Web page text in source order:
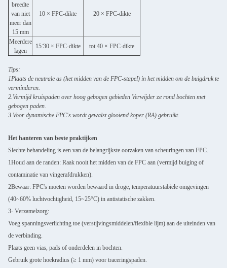
VERZENDEN
breedte
van niet
meer dan
15 mm
10 × FPC-dikte 20 × FPC-dikte
Meerdere
lagen
15 ̊30 × FPC-dikte tot 40 × FPC-dikte
Tips:
1Plaats de neutrale as (het midden van de FPC-stapel) in het midden om de buigdruk te
verminderen.
2.Vermijd kruispaden over hoog gebogen gebieden Verwijder ze rond bochten met
gebogen paden.
3.Voor dynamische FPC's wordt gewalst glooiend koper (RA) gebruikt.
Het hanteren van beste praktijken
Slechte behandeling is een van de belangrijkste oorzaken van scheuringen van FPC.
1Houd aan de randen: Raak nooit het midden van de FPC aan (vermijd buiging of
contaminatie van vingerafdrukken).
2Bewaar: FPC's moeten worden bewaard in droge, temperatuurstabiele omgevingen
(40~60% luchtvochtigheid, 15~25°C) in antistatische zakken.
3- Verzamelzorg:
Voeg spanningsverlichting toe (verstijvingsmiddelen/flexible lijm) aan de uiteinden van
de verbinding.
Plaats geen vias, pads of onderdelen in bochten.
Gebruik grote hoekradius (≥ 1 mm) voor traceringspaden.